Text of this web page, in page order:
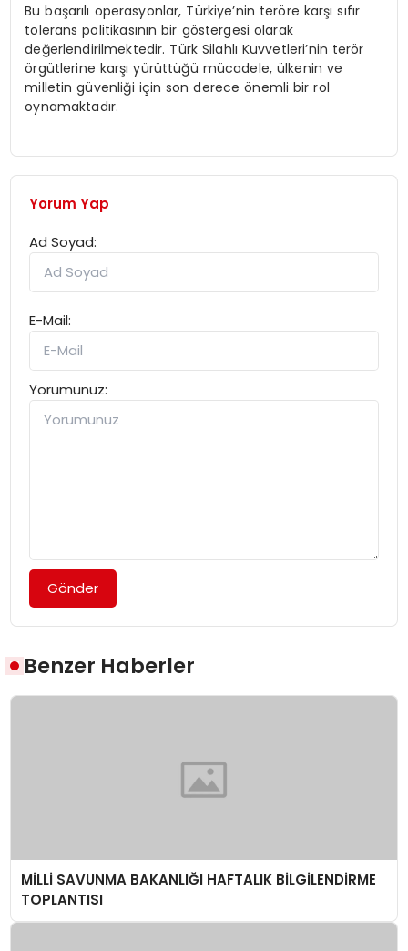
Bu başarılı operasyonlar, Türkiye’nin teröre karşı sıfır
tolerans politikasının bir göstergesi olarak
değerlendirilmektedir. Türk Silahlı Kuvvetleri’nin terör
örgütlerine karşı yürüttüğü mücadele, ülkenin ve
milletin güvenliği için son derece önemli bir rol
oynamaktadır.
Yorum Yap
Ad Soyad:
E-Mail:
Yorumunuz:
Gönder
Benzer Haberler
MİLLİ SAVUNMA BAKANLIĞI HAFTALIK BİLGİLENDİRME
TOPLANTISI